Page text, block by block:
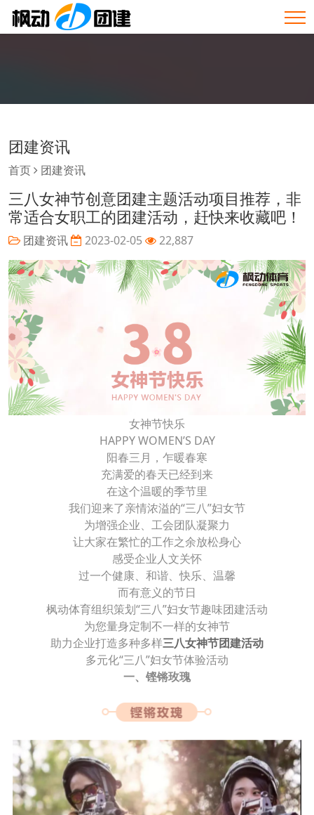
团建资讯
首页 团建资讯
三八女神节创意团建主题活动项目推荐，非
常适合女职工的团建活动，赶快来收藏吧！
团建资讯 2023-02-05 22,887
女神节快乐
HAPPY WOMEN’S DAY
阳春三月，乍暖春寒
充满爱的春天已经到来
在这个温暖的季节里
我们迎来了亲情浓溢的“三八”妇女节
为增强企业、工会团队凝聚力
让大家在繁忙的工作之余放松身心
感受企业人文关怀
过一个健康、和谐、快乐、温馨
而有意义的节日
枫动体育组织策划“三八”妇女节趣味团建活动
为您量身定制不一样的女神节
助力企业打造多种多样三八女神节团建活动
多元化“三八”妇女节体验活动
一、铿锵玫瑰